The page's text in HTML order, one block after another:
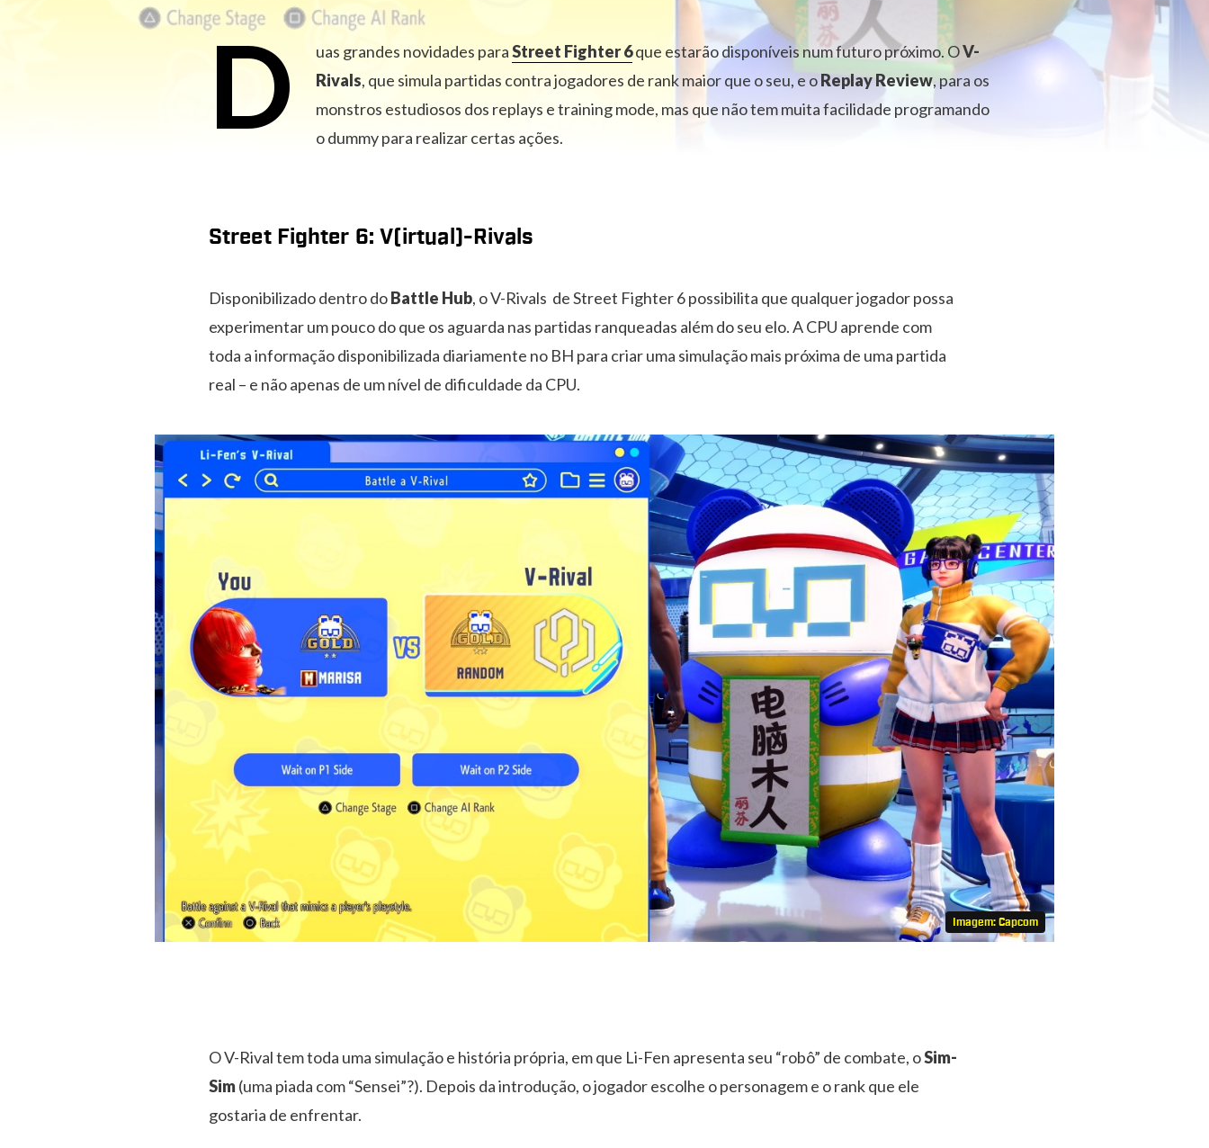
D uas grandes novidades paraStreet Fighter 6que estarão disponíveis num futuro próximo. OV-
Rivals, que simula partidas contra jogadores de rank maior que o seu, e oReplay Review, para os
monstros estudiosos dos replays e training mode, mas que não tem muita facilidade programando
o dummy para realizar certas ações.
Street Fighter 6: V(irtual)-Rivals
Disponibilizado dentro doBattle Hub, o V-Rivals de Street Fighter 6 possibilita que qualquer jogador possa
experimentar um pouco do que os aguarda nas partidas ranqueadas além do seu elo. A CPU aprende com
toda a informação disponibilizada diariamente no BH para criar uma simulação mais próxima de uma partida
real – e não apenas de um nível de dificuldade da CPU.
Imagem: Capcom
O V-Rival tem toda uma simulação e história própria, em que Li-Fen apresenta seu “robô” de combate, oSim-
Sim(uma piada com “Sensei”?). Depois da introdução, o jogador escolhe o personagem e o rank que ele
gostaria de enfrentar.